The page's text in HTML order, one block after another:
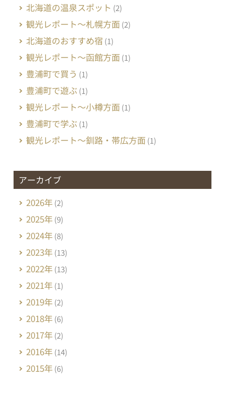
北海道の温泉スポット (2)
観光レポート～札幌方面 (2)
北海道のおすすめ宿 (1)
観光レポート～函館方面 (1)
豊浦町で買う (1)
豊浦町で遊ぶ (1)
観光レポート～小樽方面 (1)
豊浦町で学ぶ (1)
観光レポート～釧路・帯広方面 (1)
アーカイブ
2026年(2)
2025年(9)
2024年(8)
2023年(13)
2022年(13)
2021年(1)
2019年(2)
2018年(6)
2017年(2)
2016年(14)
2015年(6)